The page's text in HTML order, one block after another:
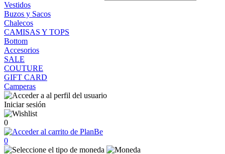
Vestidos
Buzos y Sacos
Chalecos
CAMISAS Y TOPS
Bottom
Accesorios
SALE
COUTURE
GIFT CARD
Camperas
Iniciar sesión
0
0